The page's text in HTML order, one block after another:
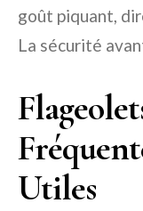
goût piquant,
La sécurité
Utiles